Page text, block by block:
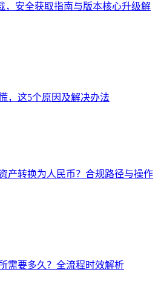
，安全获取指南与版本核心升级解
，这5个原因及解决办法
产转换为人民币？合规路径与操作
需要多久？全流程时效解析